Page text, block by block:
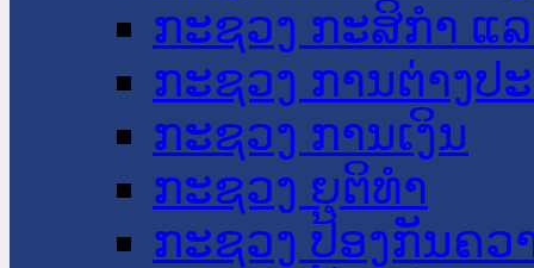
ກະຊວງ ກະສິກຳ ແ
ກະຊວງ ການຕ່າງປ
ກະຊວງ ການເງິນ
ກະຊວງ ຍຸຕິທໍາ
ກະຊວງ ປ້ອງກັນຄວ